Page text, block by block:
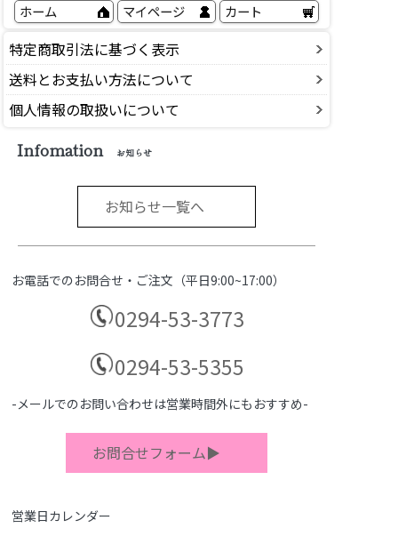
ホーム マイページ カート
特定商取引法に基づく表示
送料とお支払い方法について
個人情報の取扱いについて
Infomation お知らせ
お知らせ一覧へ
お電話でのお問合せ・ご注文（平日9:00~17:00）
0294-53-3773
0294-53-5355
-メールでのお問い合わせは営業時間外にもおすすめ-
お問合せフォーム▶
営業日カレンダー